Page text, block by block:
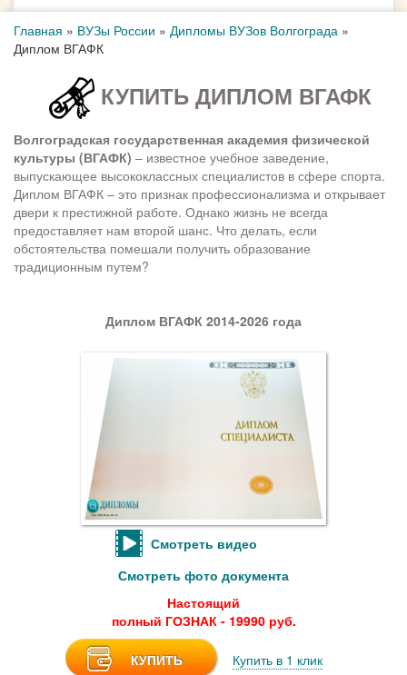
Главная » ВУЗы России » Дипломы ВУЗов Волгограда »
Диплом ВГАФК
КУПИТЬ ДИПЛОМ ВГАФК
Волгоградская государственная академия физической
культуры (ВГАФК) – известное учебное заведение,
выпускающее высококлассных специалистов в сфере спорта.
Диплом ВГАФК – это признак профессионализма и открывает
двери к престижной работе. Однако жизнь не всегда
предоставляет нам второй шанс. Что делать, если
обстоятельства помешали получить образование
традиционным путем?
Диплом ВГАФК 2014-2026 года
Смотреть видео
Смотреть фото документа
Настоящий
полный ГОЗНАК - 19990 руб.
КУПИТЬ Купить в 1 клик